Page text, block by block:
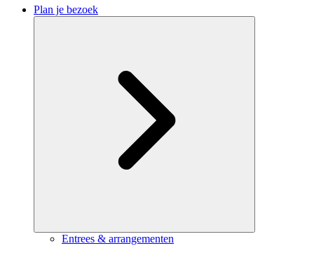
Plan je bezoek
Entrees & arrangementen